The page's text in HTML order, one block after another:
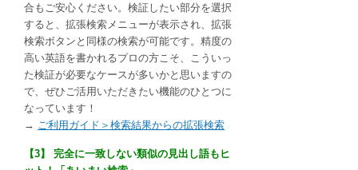
合もご安心ください。検証したい部分を選択
すると、拡張検索メニューが表示され、拡張
検索ボタンと同様の検索が可能です。精度の
高い英語を書かれるプロの方こそ、こういっ
た検証が必要なケースが多いかと思いますの
で、ぜひご活用いただきたい機能のひとつに
なっています！
→ ご利用ガイド＞検索結果からの拡張検索
【3】 完全に一致しない類似の見出し語もヒ